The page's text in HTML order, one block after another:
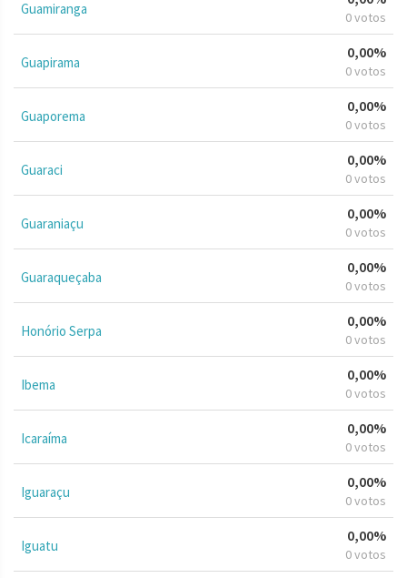
Guamiranga 0 votos
Guapirama
0,00%
0 votos
Guaporema
0,00%
0 votos
Guaraci
0,00%
0 votos
Guaraniaçu
0,00%
0 votos
Guaraqueçaba
0,00%
0 votos
Honório Serpa
0,00%
0 votos
Ibema
0,00%
0 votos
Icaraíma
0,00%
0 votos
Iguaraçu
0,00%
0 votos
Iguatu
0,00%
0 votos